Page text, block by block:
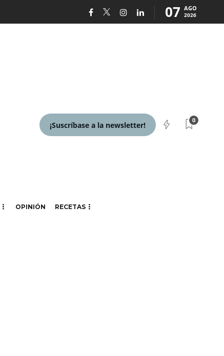
07 AGO
2026
¡Suscríbase a la newsletter!
0
OPINIÓN RECETAS